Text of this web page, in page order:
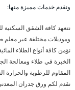
ونقدم خدمات مميزة منها:
نتعهد كافة الشقق السكنية
وموديلات مختلفة عبر
نؤمن كافة أنواع الطلاء
الخبرة في طلاء ومعالجة
المقاوم للرطوبة والحرارة
نقدم لكم ورق جدران